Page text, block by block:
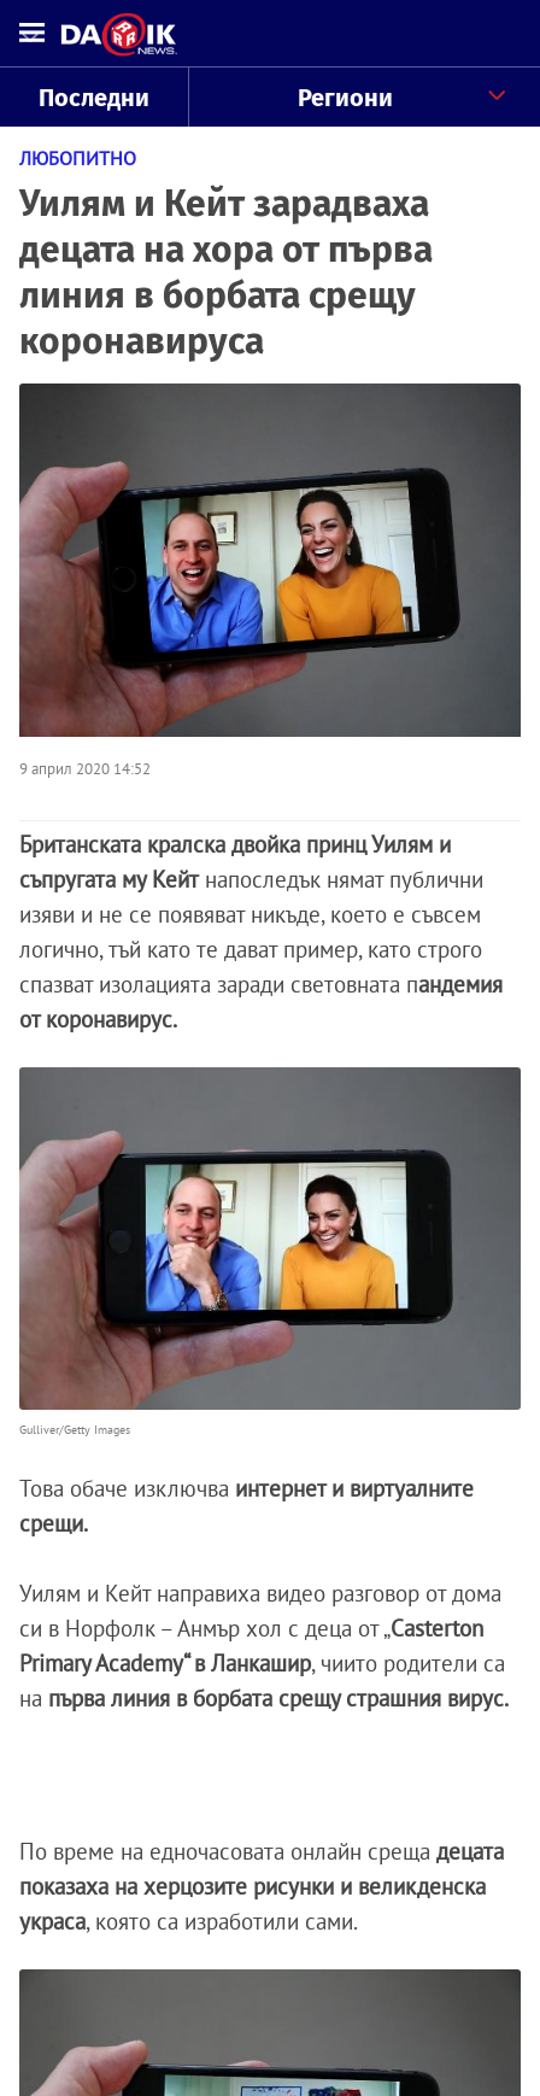
Последни Региони
ЛЮБОПИТНО
Уилям и Кейт зарадваха
децата на хора от първа
линия в борбата срещу
коронавируса
9 април 2020 14:52
Британската кралска двойка принц Уилям и
съпругата му Кейтнапоследък нямат публични
изяви и не се появяват никъде, което е съвсем
логично, тъй като те дават пример, като строго
спазват изолацията заради световната пандемия
от коронавирус.
Gulliver/Getty Images
Това обаче изключва интернет и виртуалните
срещи.
Уилям и Кейт направиха видео разговор от дома
си в Норфолк – Анмър хол с деца от „Casterton
Primary Academy“ в Ланкашир, чиито родители са
на първа линия в борбата срещу страшния вирус.
По време на едночасовата онлайн среща децата
показаха на херцозите рисунки и великденска
украса, която са изработили сами.